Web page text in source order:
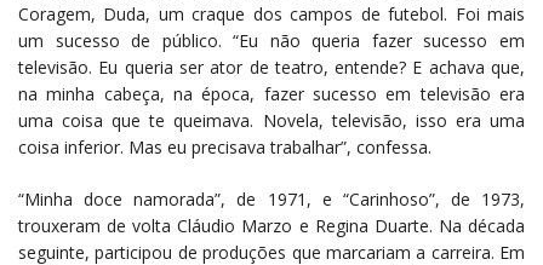
Coragem, Duda, um craque dos campos de futebol. Foi mais
um sucesso de público. “Eu não queria fazer sucesso em
televisão. Eu queria ser ator de teatro, entende? E achava que,
na minha cabeça, na época, fazer sucesso em televisão era
uma coisa que te queimava. Novela, televisão, isso era uma
coisa inferior. Mas eu precisava trabalhar”, confessa.
“Minha doce namorada”, de 1971, e “Carinhoso”, de 1973,
trouxeram de volta Cláudio Marzo e Regina Duarte. Na década
seguinte, participou de produções que marcariam a carreira. Em